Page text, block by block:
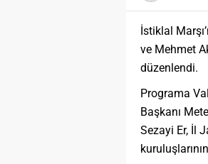
İstiklal
ve Mehmet
düzenlendi.
Programa
Başkanı
Sezayi Er, İl